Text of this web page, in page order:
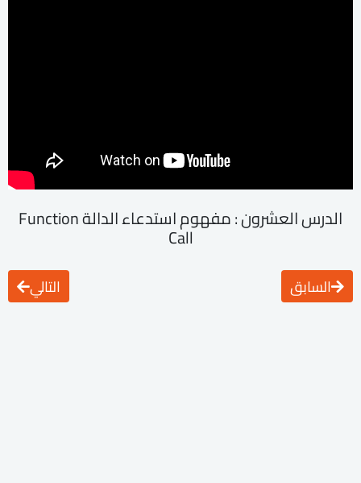
الدرس العشرون : مفهوم استدعاء الدالة Function
Call
السابق التالي